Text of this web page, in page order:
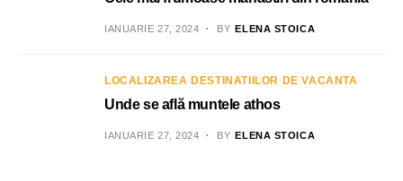
IANUARIE 27, 2024 BY ELENA STOICA
LOCALIZAREA DESTINATIILOR DE VACANTA
Unde se află muntele athos
IANUARIE 27, 2024 BY ELENA STOICA